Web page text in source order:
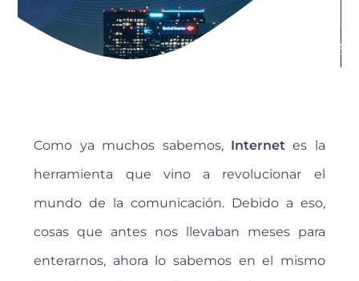
Como ya muchos sabemos, Internetes la
herramienta que vino a revolucionar el
mundo de la comunicación. Debido a eso,
cosas que antes nos llevaban meses para
enterarnos, ahora lo sabemos en el mismo